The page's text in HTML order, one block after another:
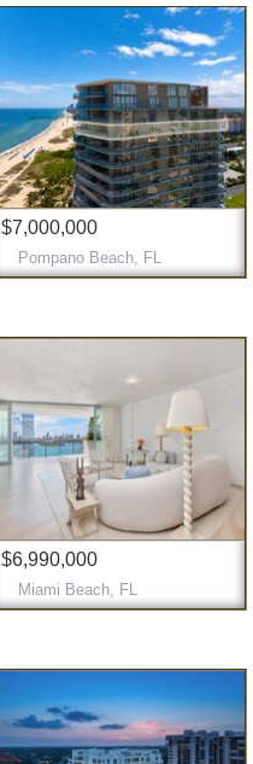
$7,000,000
Pompano Beach, FL
$6,990,000
Miami Beach, FL